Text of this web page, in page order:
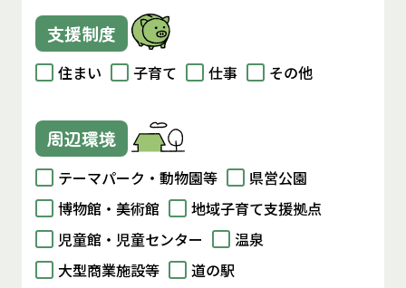
支援制度
住まい 子育て 仕事 その他
周辺環境
テーマパーク・動物園等
県営公園
博物館・美術館
地域子育て支援拠点
児童館・児童センター
温泉
大型商業施設等
道の駅